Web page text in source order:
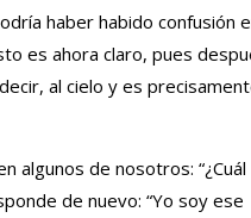
haber habido confusión
es ahora claro, pues
al cielo y es
algunos de nosotros: “¿Cuál
de nuevo: “Yo soy ese